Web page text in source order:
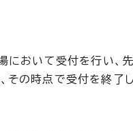
いて受付を行い、先
の時点で受付を終了し